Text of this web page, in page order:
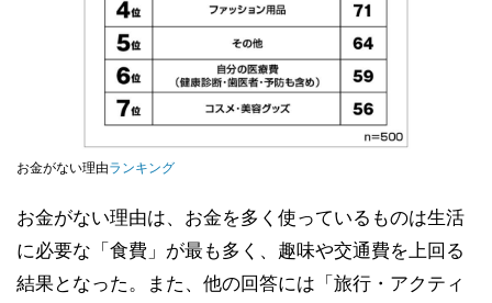
お金がない理由ランキング
お金がない理由は、お金を多く使っているものは生活
に必要な「食費」が最も多く、趣味や交通費を上回る
結果となった。また、他の回答には「旅行・アクティ